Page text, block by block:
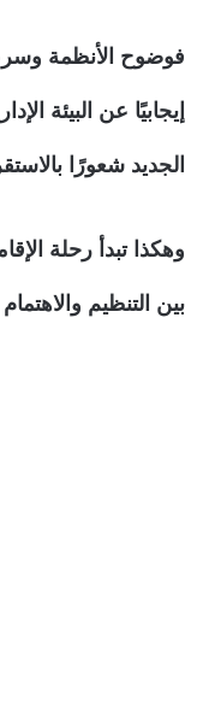
فوضوح الأنظمة
إيجابيًا عن البيئة
الجديد شعورًا
وهكذا تبدأ رحلة
بين التنظيم